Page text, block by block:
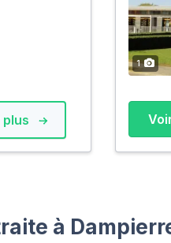
plus
1
à